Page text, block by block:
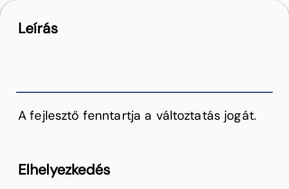
Leírás
A fejlesztő fenntartja a változtatás jogát.
Elhelyezkedés